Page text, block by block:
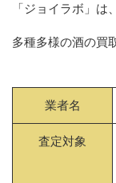
「ジョイラボ」は
多種多様の酒の買
業者名
査定対象